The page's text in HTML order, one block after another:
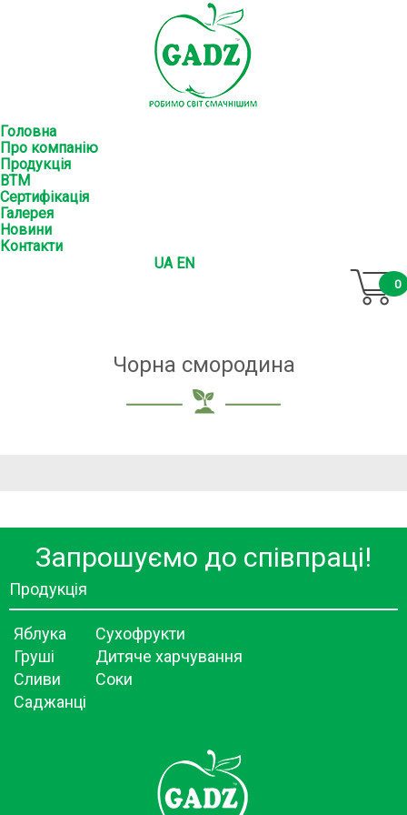
Головна
Про компанію
Продукція
ВТМ
Сертифікація
Галерея
Новини
Контакти
0
UA EN
Чорна смородина
Запрошуємо до співпраці!
Продукція
Яблука
Груші
Сливи
Саджанці
Сухофрукти
Дитяче харчування
Соки